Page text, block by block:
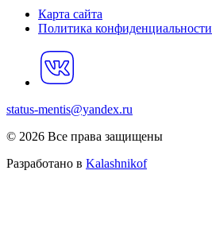
Карта сайта
Политика конфиденциальности
status-mentis@yandex.ru
© 2026 Все права защищены
Разработано в Kalashnikof